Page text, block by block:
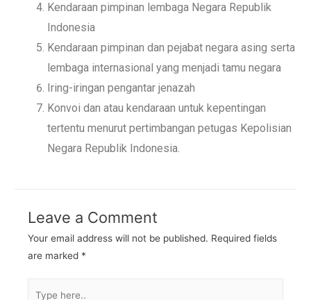
Kendaraan pimpinan lembaga Negara Republik
Indonesia
Kendaraan pimpinan dan pejabat negara asing serta
lembaga internasional yang menjadi tamu negara
Iring-iringan pengantar jenazah
Konvoi dan atau kendaraan untuk kepentingan
tertentu menurut pertimbangan petugas Kepolisian
Negara Republik Indonesia.
Leave a Comment
Your email address will not be published. Required fields
are marked *